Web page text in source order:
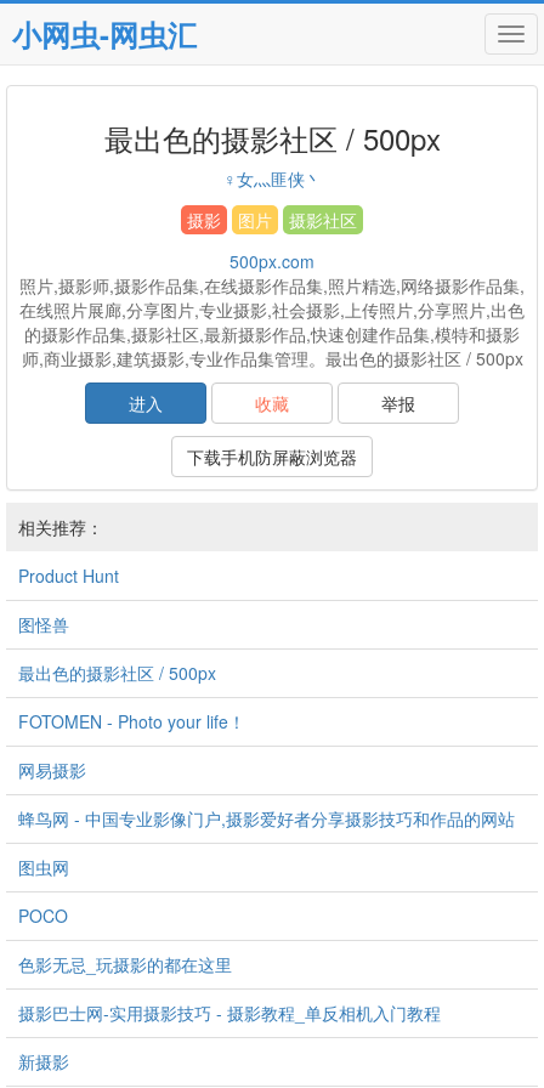
小网虫-网虫汇
最出色的摄影社区 / 500px
♀女灬匪侠丶
摄影
图片
摄影社区
500px.com
照片,摄影师,摄影作品集,在线摄影作品集,照片精选,网络摄影作品集,
在线照片展廊,分享图片,专业摄影,社会摄影,上传照片,分享照片,出色
的摄影作品集,摄影社区,最新摄影作品,快速创建作品集,模特和摄影
师,商业摄影,建筑摄影,专业作品集管理。最出色的摄影社区 / 500px
进入
收藏 举报
下载手机防屏蔽浏览器
相关推荐：
Product Hunt
图怪兽
最出色的摄影社区 / 500px
FOTOMEN - Photo your life！
网易摄影
蜂鸟网 - 中国专业影像门户,摄影爱好者分享摄影技巧和作品的网站
图虫网
POCO
色影无忌_玩摄影的都在这里
摄影巴士网-实用摄影技巧 - 摄影教程_单反相机入门教程
新摄影